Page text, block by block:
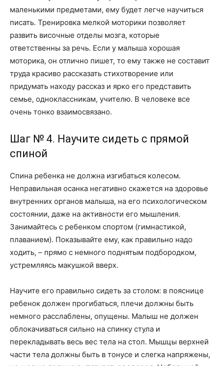
маленькими предметами, ему будет легче научиться
писать. Тренировка мелкой моторики позволяет
развить височные отделы мозга, которые
ответственны за речь. Если у малыша хорошая
моторика, он отлично пишет, то ему также не составит
труда красиво рассказать стихотворение или
придумать находу рассказ и ярко его представить
семье, одноклассникам, учителю. В человеке все
очень тонко взаимосвязано.
Шаг № 4. Научите сидеть с прямой
спиной
Спина ребенка не должна изгибаться колесом.
Неправильная осанка негативно скажется на здоровье
внутренних органов малыша, на его психологическом
состоянии, даже на активности его мышления.
Занимайтесь с ребенком спортом (гимнастикой,
плаванием). Показывайте ему, как правильно надо
ходить, – прямо с немного поднятым подбородком,
устремляясь макушкой вверх.
Научите его правильно сидеть за столом: в пояснице
ребенок должен прогибаться, плечи должны быть
немного расслаблены, опущены. Малыш не должен
облокачиваться сильно на спинку стула и
перекладывать весь вес тела на стол. Мышцы верхней
части тела должны быть в тонусе и слегка напряжены,